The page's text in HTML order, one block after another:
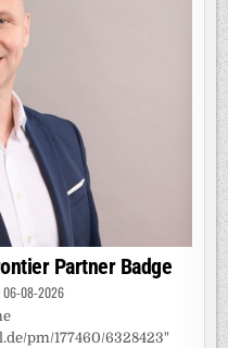
Partner Badge
06-08-2026
pm/177460/6328423"